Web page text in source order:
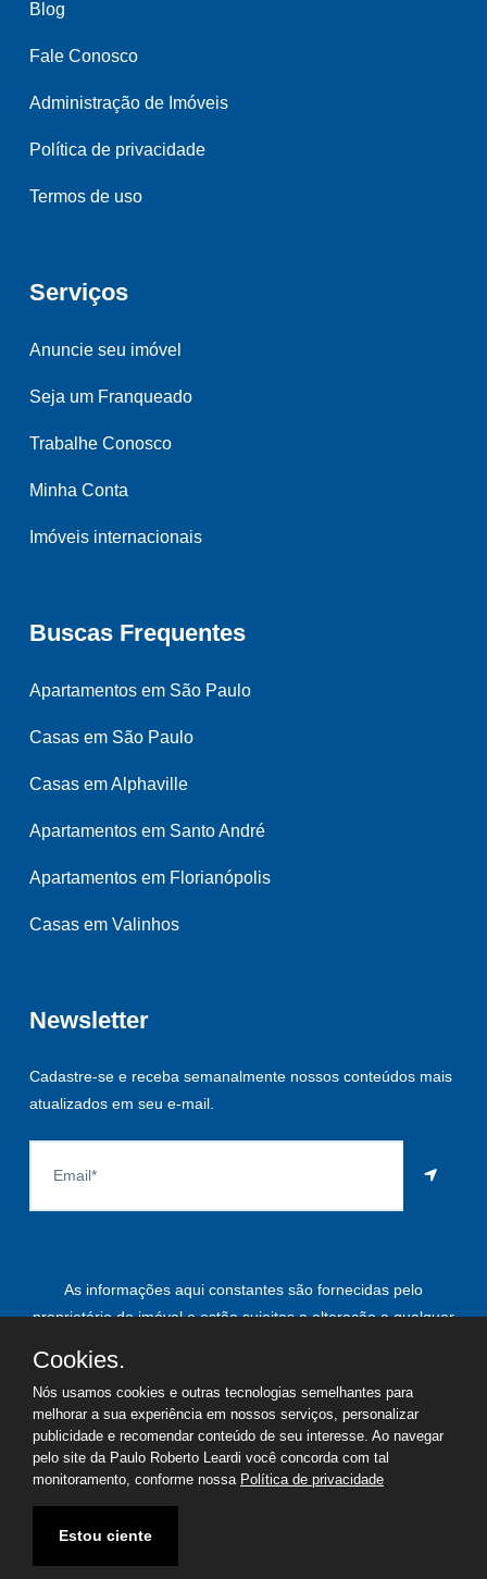
Blog
Fale Conosco
Administração de Imóveis
Política de privacidade
Termos de uso
Serviços
Anuncie seu imóvel
Seja um Franqueado
Trabalhe Conosco
Minha Conta
Imóveis internacionais
Buscas Frequentes
Apartamentos em São Paulo
Casas em São Paulo
Casas em Alphaville
Apartamentos em Santo André
Apartamentos em Florianópolis
Casas em Valinhos
Newsletter
Cadastre-se e receba semanalmente nossos conteúdos mais
atualizados em seu e-mail.
As informações aqui constantes são fornecidas pelo
proprietário do imóvel e estão sujeitas a alteração a qualquer
©2026Copyright - Paulo Roberto Leardi | Todos os direitos
reservados
Termos de uso
Cookies.
Nós usamos cookies e outras tecnologias semelhantes para
melhorar a sua experiência em nossos serviços, personalizar
publicidade e recomendar conteúdo de seu interesse. Ao navegar
pelo site da Paulo Roberto Leardi você concorda com tal
monitoramento, conforme nossa Política de privacidade
Estou ciente